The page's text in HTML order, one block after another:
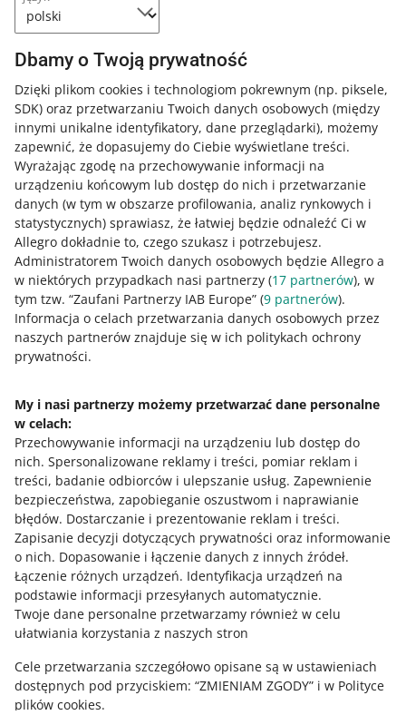
Dbamy o Twoją prywatność
Dzięki plikom cookies i technologiom pokrewnym (np. piksele,
SDK) oraz przetwarzaniu Twoich danych osobowych (między
innymi unikalne identyfikatory, dane przeglądarki), możemy
zapewnić, że dopasujemy do Ciebie wyświetlane treści.
Wyrażając zgodę na przechowywanie informacji na
urządzeniu końcowym lub dostęp do nich i przetwarzanie
danych (w tym w obszarze profilowania, analiz rynkowych i
statystycznych) sprawiasz, że łatwiej będzie odnaleźć Ci w
Allegro dokładnie to, czego szukasz i potrzebujesz.
Administratorem Twoich danych osobowych będzie Allegro a
w niektórych przypadkach nasi partnerzy (17 partnerów), w
tym tzw. “Zaufani Partnerzy IAB Europe” (9 partnerów).
Informacja o celach przetwarzania danych osobowych przez
naszych partnerów znajduje się w ich politykach ochrony
prywatności.
My i nasi partnerzy możemy przetwarzać dane personalne
w celach:
Przechowywanie informacji na urządzeniu lub dostęp do
nich. Spersonalizowane reklamy i treści, pomiar reklam i
treści, badanie odbiorców i ulepszanie usług. Zapewnienie
bezpieczeństwa, zapobieganie oszustwom i naprawianie
błędów. Dostarczanie i prezentowanie reklam i treści.
Zapisanie decyzji dotyczących prywatności oraz informowanie
o nich. Dopasowanie i łączenie danych z innych źródeł.
Łączenie różnych urządzeń. Identyfikacja urządzeń na
podstawie informacji przesyłanych automatycznie.
Twoje dane personalne przetwarzamy również w celu
ułatwiania korzystania z naszych stron
Cele przetwarzania szczegółowo opisane są w ustawieniach
dostępnych pod przyciskiem: “ZMIENIAM ZGODY” i w Polityce
plików cookies.
Ads.
Jak oceniasz te zmiany/nowości?
0 - Porażka
10 - Rewelacja
0 1 2 3 4 5 6
8 9 10
Potrzebujesz pomocy?
Skontaktuj się z nami
Zapytaj społeczność
Zajrzyj na Allegro Gadane
Ta strona jest też dostępna w innych językach